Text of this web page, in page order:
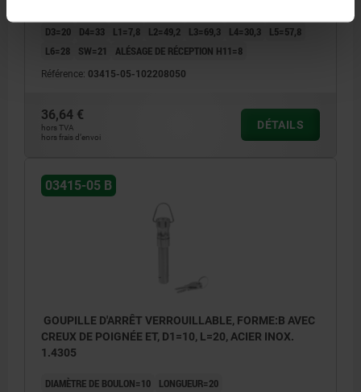
D3=20
D4=33 L1=7,8 L2=49,2 L3=69,3 L4=30,3
L5=57,8
L6=28
SW=21 ALÉSAGE DE RÉCEPTION H11=8
Référence: 03415-05-102208050
36,64 €
hors TVA
hors frais d’envoi
DÉTAILS
03415-05 B
GOUPILLE D'ARRÊT VERROUILLABLE, FORME:B AVEC
CREUX DE POIGNÉE ET, D1=10, L=20, ACIER INOX.
1.4305
DIAMÈTRE DE BOULON=10
LONGUEUR=20